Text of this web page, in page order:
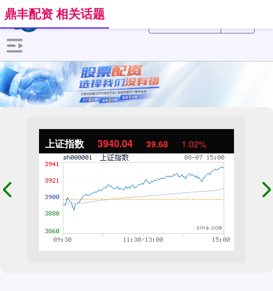
上证指数 3940.04 39.68 1.02%
鼎丰配资 相关话题